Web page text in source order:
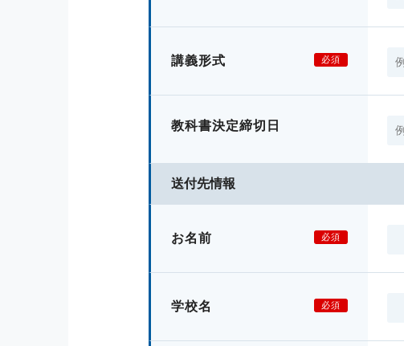
講義形式 必須
教科書決定締切日
送付先情報
お名前 必須
学校名 必須